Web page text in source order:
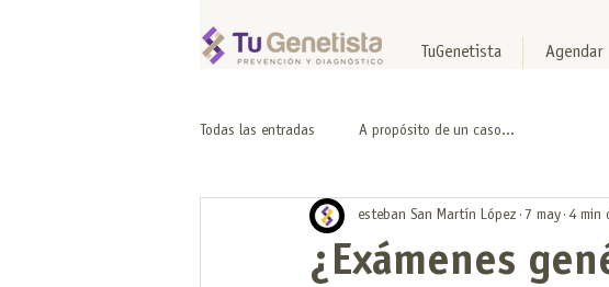
TuGenetista Agendar
Todas las entradas A propósito de un caso...
¿Exámenes
esteban San Martín López 7 may 4 min